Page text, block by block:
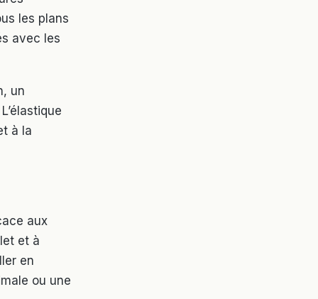
les plans
avec les
un
à la
aux
et à
en
ou une